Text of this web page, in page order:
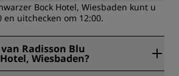
Bock Hotel, Wiesbaden kunt u
en uitchecken om 12:00.
Radisson Blu
Wiesbaden?